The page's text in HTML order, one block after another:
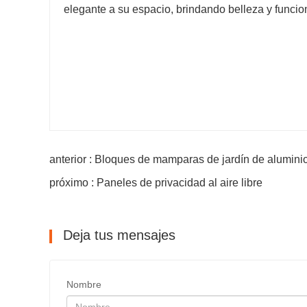
elegante a su espacio, brindando belleza y
anterior : Bloques de mamparas de jardín de
próximo : Paneles de privacidad al aire libre
Deja tus mensajes
Nombre